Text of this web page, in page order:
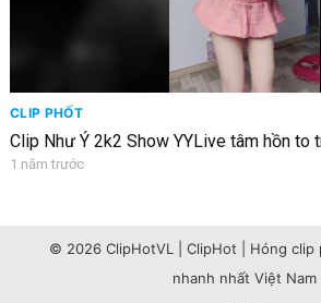
CLIP PHỐT
Clip Như Ý 2k2 Show YYLive tâm hồn to
1 năm trước
© 2026 ClipHotVL | ClipHot | Hóng clip
nhanh nhất Việt Nam